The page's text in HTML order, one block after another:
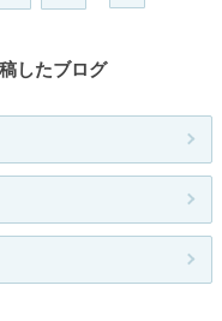
したブログ